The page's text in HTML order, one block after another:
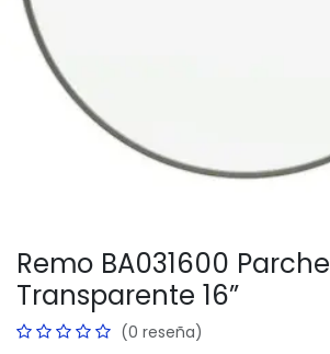
Remo BA031600 Parche
Transparente 16”
(0 reseña)